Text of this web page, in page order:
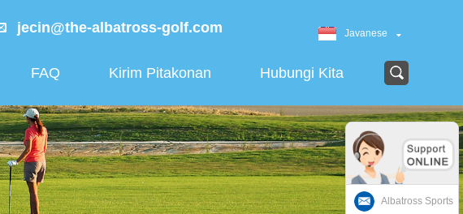
jecin@the-albatross-golf.com Javanese
FAQ Kirim Pitakonan Hubungi Kita
Albatross Sports